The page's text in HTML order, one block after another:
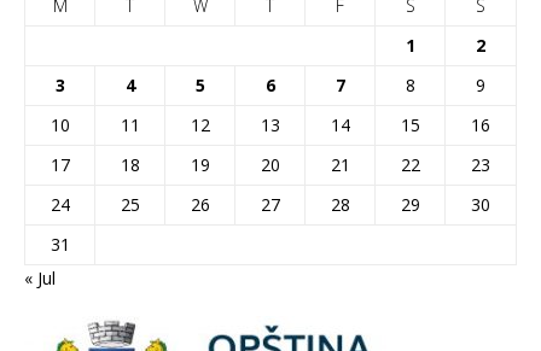
M
T W T F S
S
1
2
3
4 5 6 7 8
9
10
11 12 13 14 15
16
17
18 19 20 21 22
23
24
25 26 27 28 29
30
31
« Jul